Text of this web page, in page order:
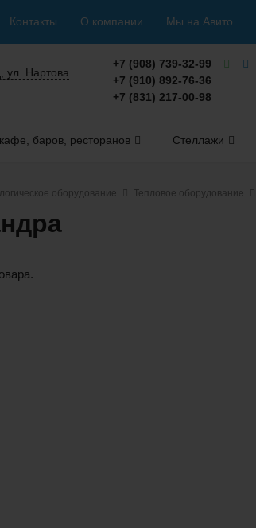
Контакты О компании Мы на Авито
ул. Нартова
+7 (908) 739-32-99
+7 (910) 892-76-36
+7 (831) 217-00-98
баров, ресторанов Стеллажи
оборудование Тепловое оборудование